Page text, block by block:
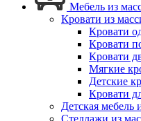
Мебель из
Кровати из
Кровати
Кровати
Кровати
Мягкие
Детские
Кровати
Детская мебель